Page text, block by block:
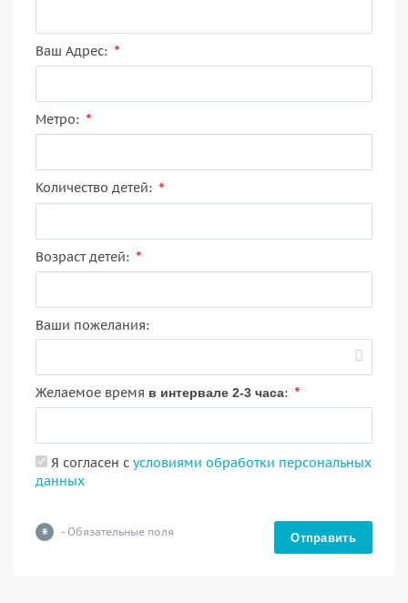
Ваш Адрес: *
Метро: *
Количество детей: *
Возраст детей: *
Ваши пожелания:
Желаемое время в интервале 2-3 часа: *
Я согласен с условиями обработки персональных
данных
* - Обязательные поля Отправить